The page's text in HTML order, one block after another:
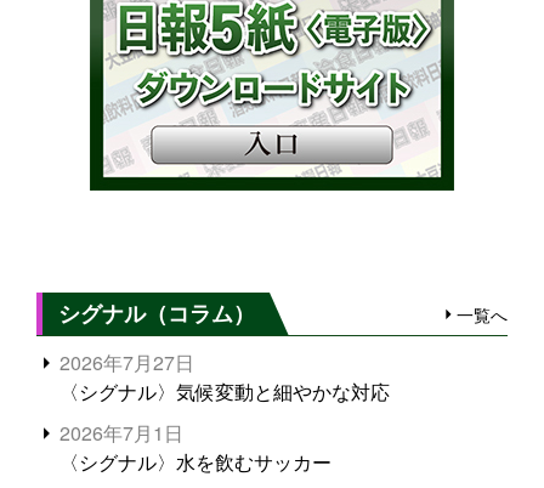
シグナル（コラム） 一覧へ
2026年7月27日
〈シグナル〉気候変動と細やかな対応
2026年7月1日
〈シグナル〉水を飲むサッカー